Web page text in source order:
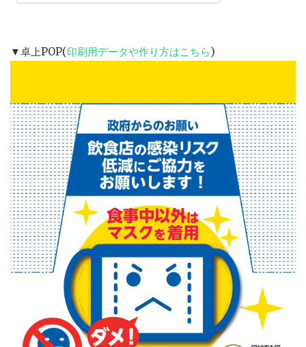
▼卓上POP(印刷用データや作り方はこちら)